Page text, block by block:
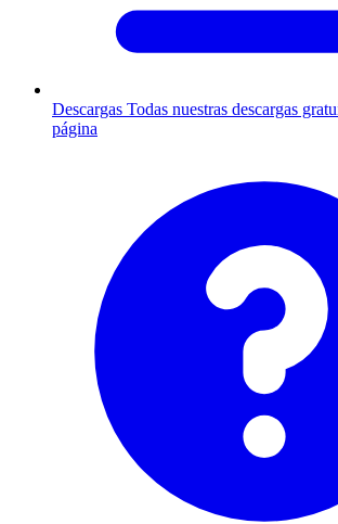
Descargas Todas nuestras descargas
página